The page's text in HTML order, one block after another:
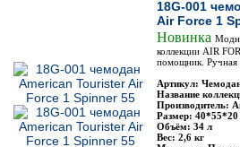
18G-001
Air Force 1
Новинка
коллекции AIR
помощник. Ручная
Артикул:
Название
Производитель:
Размер: 40*55*20
Объём: 34 л
Вес: 2,6 кг